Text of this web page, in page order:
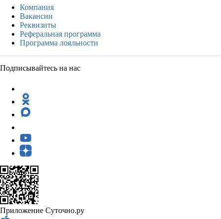
Компания
Вакансии
Реквизиты
Реферальная программа
Программа лояльности
Подписывайтесь на нас
Приложение Суточно.ру